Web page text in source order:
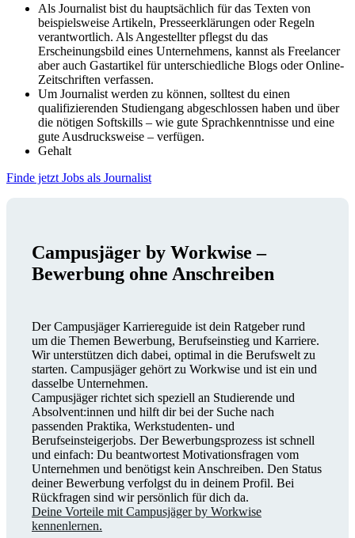
Als Journalist bist du hauptsächlich für das Texten von
beispielsweise Artikeln, Presseerklärungen oder Regeln
verantwortlich. Als Angestellter pflegst du das
Erscheinungsbild eines Unternehmens, kannst als Freelancer
aber auch Gastartikel für unterschiedliche Blogs oder Online-
Zeitschriften verfassen.
Um Journalist werden zu können, solltest du einen
qualifizierenden Studiengang abgeschlossen haben und über
die nötigen Softskills – wie gute Sprachkenntnisse und eine
gute Ausdrucksweise – verfügen.
Gehalt
Finde jetzt Jobs als Journalist
Campusjäger by Workwise –
Bewerbung ohne Anschreiben
Der Campusjäger Karriereguide ist dein Ratgeber rund
um die Themen Bewerbung, Berufseinstieg und Karriere.
Wir unterstützen dich dabei, optimal in die Berufswelt zu
starten. Campusjäger gehört zu Workwise und ist ein und
dasselbe Unternehmen.
Campusjäger richtet sich speziell an Studierende und
Absolvent:innen und hilft dir bei der Suche nach
passenden Praktika, Werkstudenten- und
Berufseinsteigerjobs. Der Bewerbungsprozess ist schnell
und einfach: Du beantwortest Motivationsfragen vom
Unternehmen und benötigst kein Anschreiben. Den Status
deiner Bewerbung verfolgst du in deinem Profil. Bei
Rückfragen sind wir persönlich für dich da.
Deine Vorteile mit Campusjäger by Workwise
kennenlernen.